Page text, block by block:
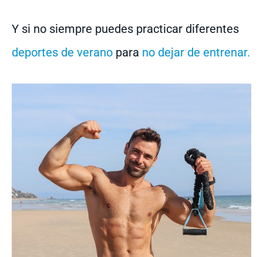
Y si no siempre puedes practicar diferentes
deportes de verano para no dejar de entrenar.